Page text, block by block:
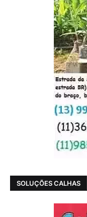
SOLUÇÕES CALHAS